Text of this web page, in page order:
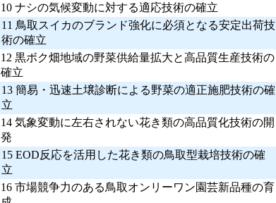
10 ナシの気候変動に対する適応技術の確立
11 鳥取スイカのブランド強化に必須となる安定出荷技
術の確立
12 黒ボク畑地域の野菜供給量拡大と高品質生産技術の
確立
13 簡易・迅速土壌診断による野菜の適正施肥技術の確
立
14 気象変動に左右されない花き類の高品質化技術の開
発
15 EOD反応を活用した花き類の鳥取型栽培技術の確
立
16 市場競争力のある鳥取オンリーワン園芸新品種の育